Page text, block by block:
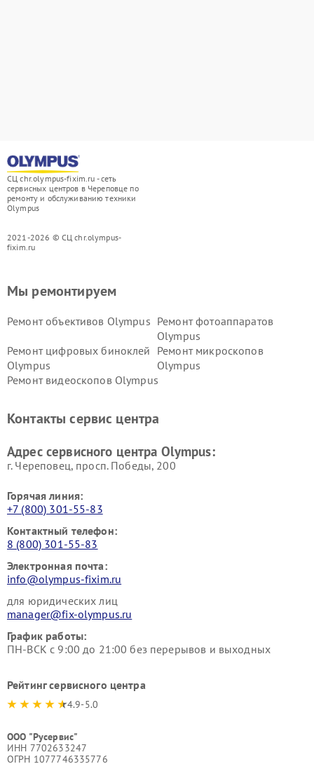
СЦ chr.olympus-fixim.ru - сеть
сервисных центров в Череповце по
ремонту и обслуживанию техники
Olympus
2021-2026 © СЦ chr.olympus-
fixim.ru
Мы ремонтируем
Ремонт объективов Olympus Ремонт фотоаппаратов
Olympus
Ремонт цифровых биноклей
Olympus
Ремонт микроскопов
Olympus
Ремонт видеоскопов Olympus
Контакты сервис центра
Адрес сервисного центра Olympus:
г. Череповец, просп. Победы, 200
Горячая линия:
+7 (800) 301-55-83
Контактный телефон:
8 (800) 301-55-83
Электронная почта:
info@olympus-fixim.ru
для юридических лиц
manager@fix-olympus.ru
График работы:
ПН-ВСК с 9:00 до 21:00 без перерывов и выходных
Рейтинг сервисного центра
4.9-5.0
ООО "Русервис"
ИНН 7702633247
ОГРН 1077746335776